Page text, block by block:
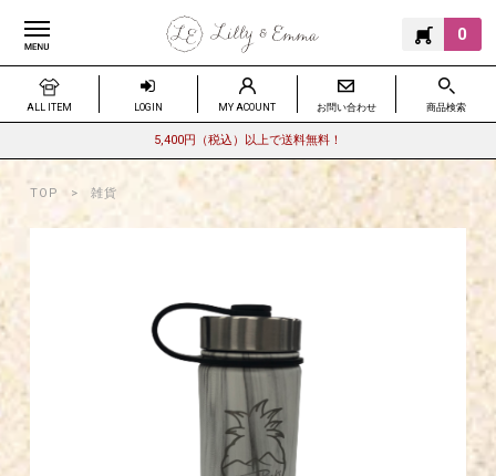
0
ALL ITEM LOGIN MY ACOUNT お問い合わせ 商品検索
5,400円（税込）以上で送料無料！
TOP 雑貨